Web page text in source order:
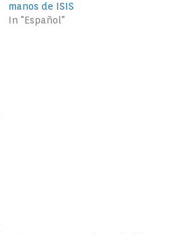
manos de ISIS
In "Español"